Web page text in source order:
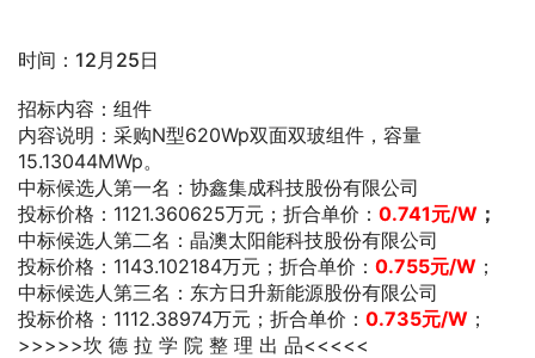
时间：12月25日
招标内容：组件
内容说明：采购N型620Wp双面双玻组件，容量
15.13044MWp。
中标候选人第一名：协鑫集成科技股份有限公司
投标价格：1121.360625万元；折合单价： 0.741元/W ；
中标候选人第二名：晶澳太阳能科技股份有限公司
投标价格：1143.102184万元；折合单价： 0.755元/W ；
中标候选人第三名：东方日升新能源股份有限公司
投标价格：1112.38974万元；折合单价： 0.735元/W ；
>>>>>坎 德 拉 学 院 整 理 出 品<<<<<